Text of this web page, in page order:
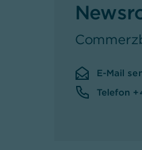
E-Mail
Telefon